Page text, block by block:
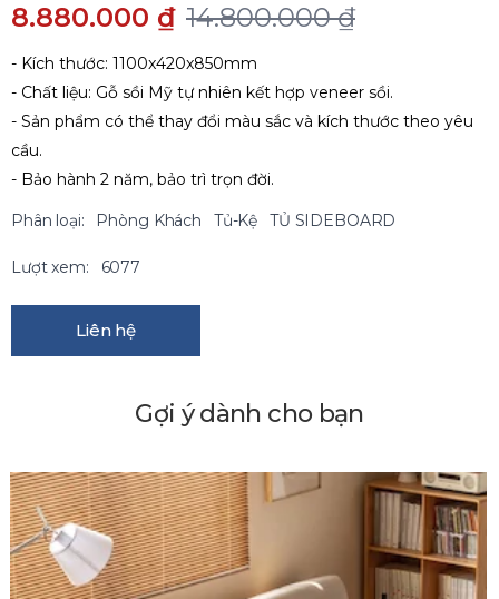
8.880.000 ₫ 14.800.000 ₫
- Kích thước: 1100x420x850mm
- Chất liệu: Gỗ sồi Mỹ tự nhiên kết hợp veneer sồi.
- Sản phẩm có thể thay đổi màu sắc và kích thước theo yêu
cầu.
- Bảo hành 2 năm, bảo trì trọn đời.
Phân loại: Phòng Khách Tủ-Kệ TỦ SIDEBOARD
Lượt xem: 6077
Liên hệ
Gợi ý dành cho bạn